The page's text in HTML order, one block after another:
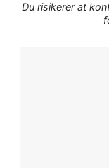
Du risikerer at